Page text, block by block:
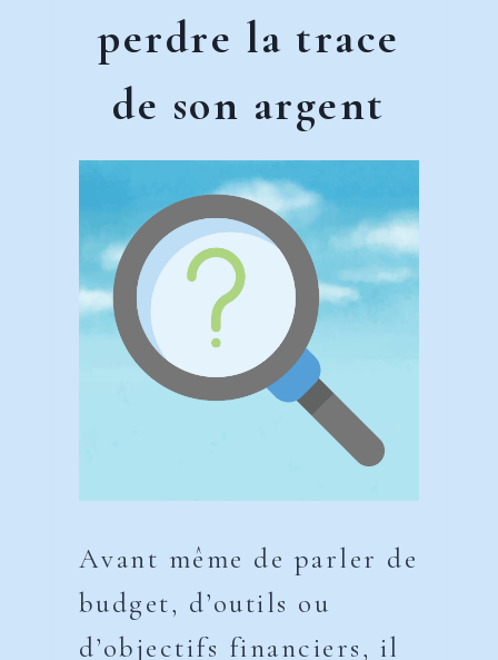
perdre la trace
de son argent
Avant même de parler de
budget, d’outils ou
d’objectifs financiers, il